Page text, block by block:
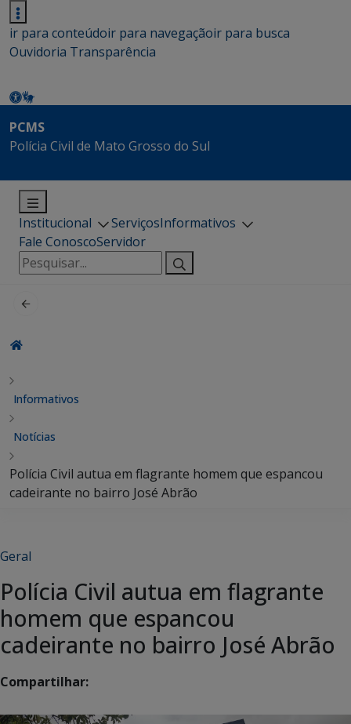
ir para conteúdoir para navegaçãoir para busca
Ouvidoria Transparência
PCMS
Polícia Civil de Mato Grosso do Sul
Institucional ServiçosInformativos
Fale ConoscoServidor
Pesquisar
por:
Informativos
Notícias
Polícia Civil autua em flagrante homem que espancou
cadeirante no bairro José Abrão
Geral
Polícia Civil autua em flagrante
homem que espancou
cadeirante no bairro José Abrão
Compartilhar: